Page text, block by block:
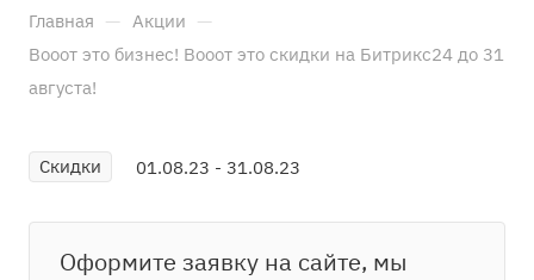
Главная — Акции —
Вооот это бизнес! Вооот это скидки на Битрикс24 до 31
августа!
Скидки 01.08.23 - 31.08.23
Оформите заявку на сайте, мы